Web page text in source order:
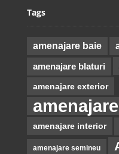
Tags
amenajare baie
amenajare blaturi
amenajare exterior
amenajare interior
amenajare semineu